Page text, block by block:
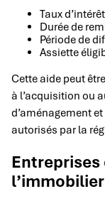
Taux
Durée de
Période de
Assiette
Cette aide peut
à l’acquisition ou
d’aménagement
autorisés par la
Entreprises
l’immobilier